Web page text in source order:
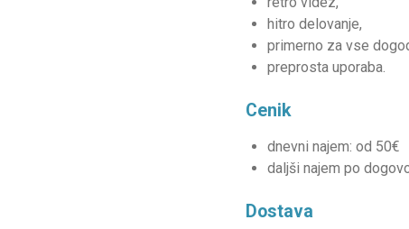
hitro delovanje,
primerno za vse
preprosta uporaba.
Cenik
dnevni najem: od 50€
daljši najem po
Dostava